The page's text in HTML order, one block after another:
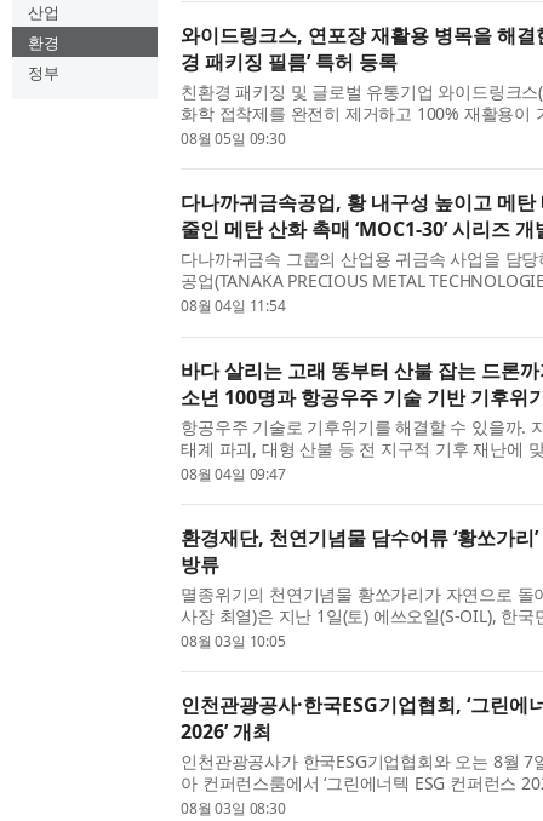
산업
환경
정부
와이드링크스, 연포장 재활용 병목을 해결
경 패키징 필름’ 특허 등록
친환경 패키징 및 글로벌 유통기업 와이드링크
화학 접착제를 완전히 제거하고 100% 재활용이
‘접착제 프리 플렉서블 패키징 필름, 이의 제조방
08월 05일 09:30
다나까귀금속공업, 황 내구성 높이고 메
줄인 메탄 산화 촉매 ‘MOC1-30’ 시리즈 개
다나까귀금속 그룹의 산업용 귀금속 사업을 담
공업(TANAKA PRECIOUS METAL
쿄도 주오구, 대표이사 사장: 다나카 코이치로, 이
08월 04일 11:54
바다 살리는 고래 똥부터 산불 잡는 드론
소년 100명과 항공우주 기술 기반 기후위
항공우주 기술로 기후위기를 해결할 수 있을까.
태계 파괴, 대형 산불 등 전 지구적 기후 재난에
이 ‘하늘’에서 답을 찾기 시작했다. 환경재단(이
08월 04일 09:47
환경재단, 천연기념물 담수어류 ‘황쏘가리
방류
멸종위기의 천연기념물 황쏘가리가 자연으로 돌
사장 최열)은 지난 1일(토) 에쓰오일(S-OIL), 한국
화천군과 함께 강원도 화천군 북한강 상류 일대
08월 03일 10:05
인천관광공사·한국ESG기업협회, ‘그린에
2026’ 개최
인천관광공사가 한국ESG기업협회와 오는 8월 7
아 컨퍼런스룸에서 ‘그린에너텍 ESG 컨퍼런스
혔다. 이번 컨퍼런스는 인천광역시가 주최하고
08월 03일 08:30